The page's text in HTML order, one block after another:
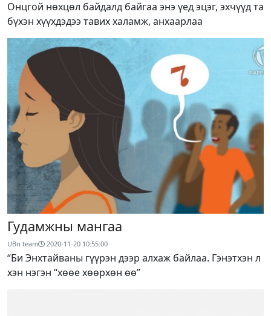
Онцгой нөхцөл байдалд байгаа энэ үед эцэг, эхчүүд та
бүхэн хүүхдэдээ тавих халамж, анхаарлаа
Гудамжны мангаа
UBn team 2020-11-20 10:55:00
“Би Энхтайваны гүүрэн дээр алхаж байлаа. Гэнэтхэн л
хэн нэгэн “хөөе хөөрхөн өө”